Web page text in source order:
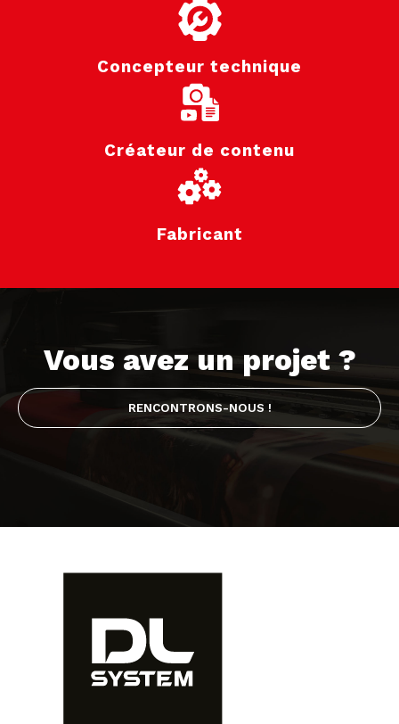
Concepteur technique
Créateur de contenu
Fabricant
Vous avez un projet ?
RENCONTRONS-NOUS !